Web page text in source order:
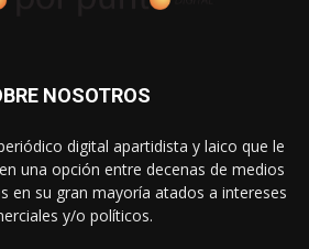
NOSOTROS
digital apartidista y laico que le
una opción entre decenas de medios
en su gran mayoría atados a intereses
y/o políticos.